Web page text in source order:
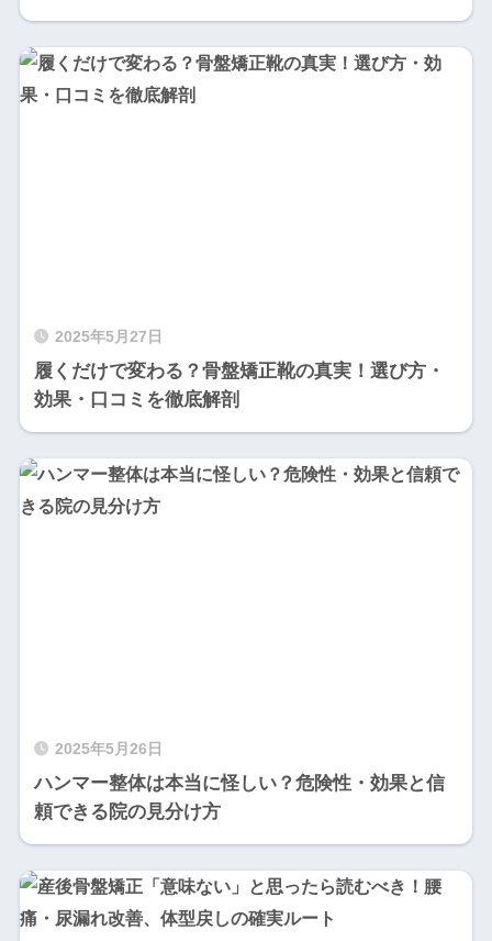
2025年5月27日
履くだけで変わる？骨盤矯正靴の真実！選び方・
効果・口コミを徹底解剖
2025年5月26日
ハンマー整体は本当に怪しい？危険性・効果と信
頼できる院の見分け方